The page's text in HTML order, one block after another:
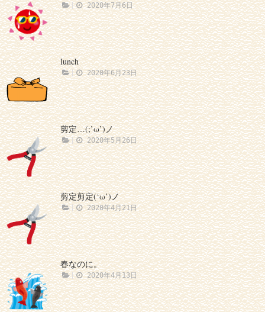
2020年7月6日
lunch
2020年6月23日
剪定…(;’ω’)ノ
2020年5月26日
剪定剪定(‘ω’)ノ
2020年4月21日
春なのに。
2020年4月13日